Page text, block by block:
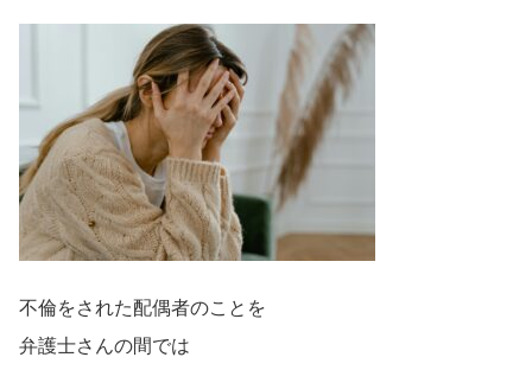
不倫をされた配偶者のことを
弁護士さんの間では